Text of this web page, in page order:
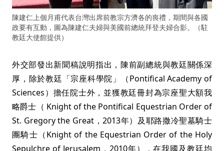
陳建仁上個月甫代表台灣出席前教宗方濟各的喪禮，期間與各國
政要有互動，圖為陳建仁夫婦與美國前總統拜登夫婦合影。（駐
教廷大使館提供）
外交部發出新聞稿說明指出，陳前副總統與教廷關係深
厚，除於教廷「宗座科學院」（Pontifical Academy of
Sciences）擔任院士外，並獲教廷冊封為宗座聖大額我
略爵士（ Knight of the Pontifical Equestrian Order of
St. Gregory the Great，2013年）及耶路撒冷聖墓騎士
團騎士（Knight of the Equestrian Order of the Holy
Sepulchre of Jerusalem，2010年），在我國及教廷均